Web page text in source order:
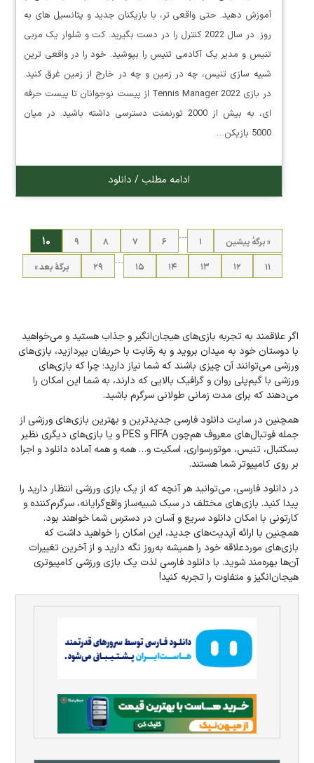
آموزش دهید. حتی واقعی تر، با بازیکنان جدید و پتانسیل های به
روز. در سال 2022 کنترل را در دست بگیرید. کت و شلوار یک مربی
تنیس و مدیر یک آکادمی تنیس را بپوشید. خود را در واقعی ترین
شبیه سازی تنیس، چه در زمین و چه در خارج از زمین غرق کنید.
در بازی Tennis Manager 2022 از پیست نوجوانان تا پیست حرفه
ای، به بیش از 2000 تورنمنت دسترسی داشته باشید. در میان
5000 بازیکن…
ادامه مطلب / دانلود
« برگه‌ٔ پیشین ۱
…
۶ ۷ ۸ ۹ ۱۰
۱۱ ۱۲ ۱۳ ۱۴ ۱۵
…
۲۹ برگهٔ بعد »
اگر علاقمند به تجربه بازی‌های هیجان‌انگیر و جذاب هستید و می‌خواهید
با دوستان خود به میدان بروید و به رقابت با حریفان بپردازید، بازی‌های
ورزشی می‌توانند آن‌ چیزی باشند که شما نیاز دارید؛ چرا که بازی‌های
ورزشی با گیم‌پلی روان و گرافیک بالایی که دارند، به شما این امکان را
می‌دهند که برای مدت زمانی طولانی سرگرم باشید.
همچنین در سایت دانلود فارسی جدیدترین و بهترین بازی‌های ورزشی از
جمله فوتبال‌های معروف هم‌چون FIFA و PES و یا بازی‌های دیگری نظیر
بسکتبال، تنیس، موتورسواری، اسکیت و… همه و همه آماده دانلود و اجرا
بر روی کامپیوتر شما هستند.
در دانلود فارسی، می‌توانید هر آنچه که از یک بازی ورزشی انتظار دارید را
پیدا کنید. بازی‌های مختلف در سبک شبیه‌ساز واقع‌گرایانه، سرگرم‌کننده و
کارتونی با امکان دانلود سریع و آسان در دسترس شما خواهند بود.
همچنین با ارائه آپدیت‌های جدید، این امکان را خواهید داشت که
بازی‌های مورد‌علاقه خود را همیشه به‌روز نگه دارید و از آخرین تغییرات
آن‌ها بهره‌مند شوید. با دانلود فارسی لذت یک بازی ورزشی کامپیوتری
هیجان‌انگیز و متفاوت را تجربه کنید!